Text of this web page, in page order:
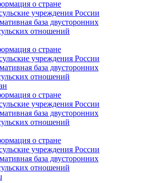
о стране
учреждения России
база двусторонних
отношений
о стране
учреждения России
база двусторонних
отношений
о стране
учреждения России
база двусторонних
отношений
о стране
учреждения России
база двусторонних
отношений